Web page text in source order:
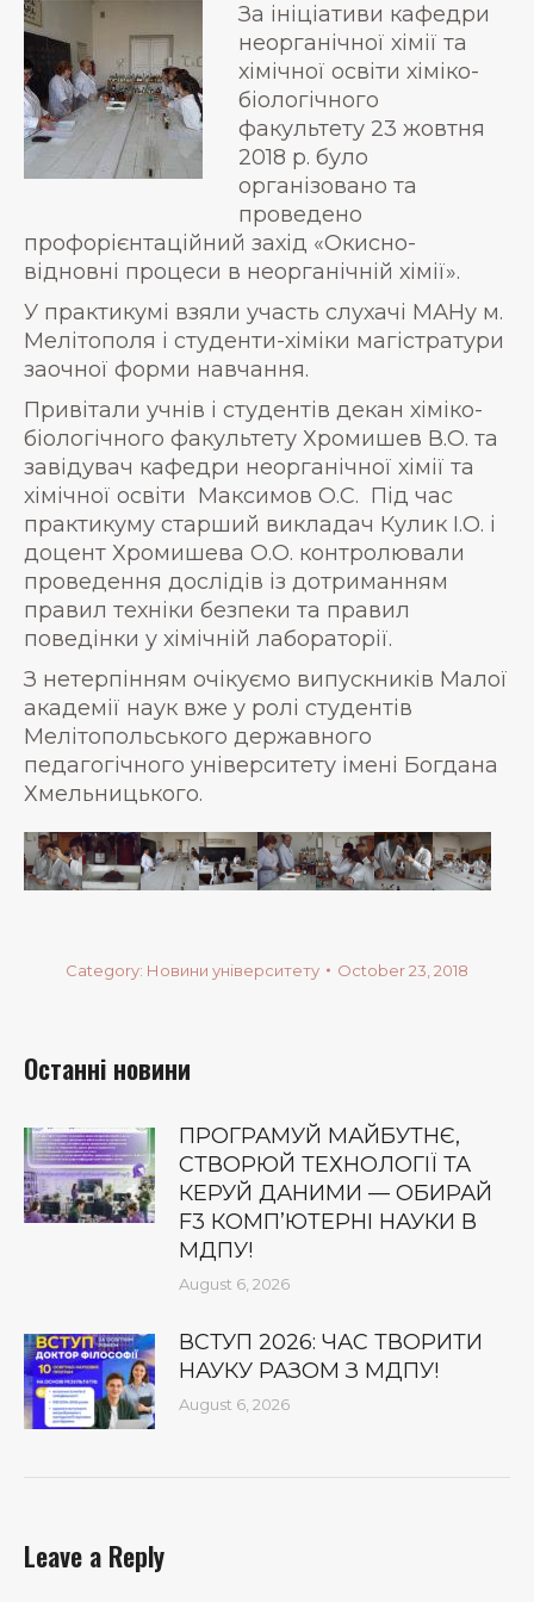
За ініціативи кафедри
неорганічної хімії та
хімічної освіти хіміко-
біологічного
факультету 23 жовтня
2018 р. було
організовано та
проведено
профорієнтаційний захід «Окисно-
відновні процеси в неорганічній хімії».
У практикумі взяли участь слухачі МАНу м.
Мелітополя і студенти-хіміки магістратури
заочної форми навчання.
Привітали учнів і студентів декан хіміко-
біологічного факультету Хромишев В.О. та
завідувач кафедри неорганічної хімії та
хімічної освіти Максимов О.С. Під час
практикуму старший викладач Кулик І.О. і
доцент Хромишева О.О. контролювали
проведення дослідів із дотриманням
правил техніки безпеки та правил
поведінки у хімічній лабораторії.
З нетерпінням очікуємо випускників Малої
академії наук вже у ролі студентів
Мелітопольського державного
педагогічного університету імені Богдана
Хмельницького.
Category: Новини університету October 23, 2018
Останні новини
ПРОГРАМУЙ МАЙБУТНЄ,
СТВОРЮЙ ТЕХНОЛОГІЇ ТА
КЕРУЙ ДАНИМИ — ОБИРАЙ
F3 КОМП’ЮТЕРНІ НАУКИ В
МДПУ!
August 6, 2026
ВСТУП 2026: ЧАС ТВОРИТИ
НАУКУ РАЗОМ З МДПУ!
August 6, 2026
Leave a Reply